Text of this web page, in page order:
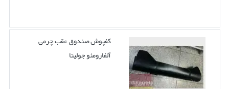
کفپوش صندوق عقب چرمی
آلفارومئو جولیتا